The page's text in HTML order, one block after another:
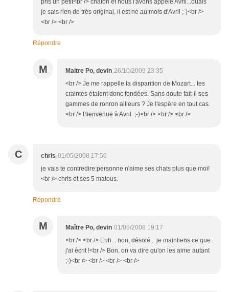
pris un petit<br /> chaton et nous l'avons appelé Avril...ouais
je sais rien de très original, il est né au mois d'Avril ;-)<br />
<br /> <br />
Répondre
M Maitre Po, devin 26/10/2009 23:35
<br /> Je me rappelle la disparition de Mozart... tes
craintes étaient donc fondées. Sans doute fait-il ses
gammes de ronron ailleurs ? Je l'espère en tout cas.
<br /> Bienvenue à Avril ;-)<br /> <br /> <br />
C chris 01/05/2008 17:50
je vais te contredire:personne n'aime ses chats plus que moi!
<br /> chris et ses 5 matous.
Répondre
M Maître Po, devin 01/05/2008 19:17
<br /> <br /> Euh... non, désolé... je maintiens ce que
j'ai écrit !<br /> Bon, on va dire qu'on les aime autant
;-)<br /> <br /> <br /> <br />